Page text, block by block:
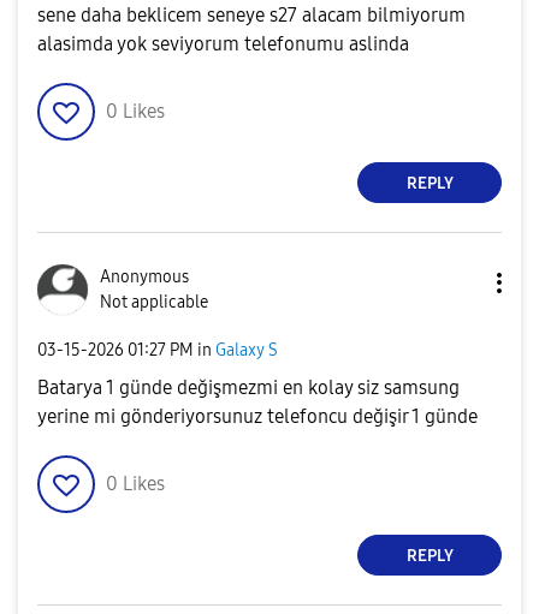
sene daha beklicem seneye s27 alacam bilmiyorum
alasimda yok seviyorum telefonumu aslinda
0 Likes
REPLY
Anonymous
Not applicable
‎03-15-2026 01:27 PM in Galaxy S
Batarya 1 günde değişmezmi en kolay siz samsung
yerine mi gönderiyorsunuz telefoncu değişir 1 günde
0 Likes
REPLY